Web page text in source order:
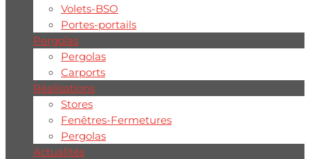
Volets-BSO
Portes-portails
Pergolas
Pergolas
Carports
Réalisations
Stores
Fenêtres-Fermetures
Pergolas
Actualités